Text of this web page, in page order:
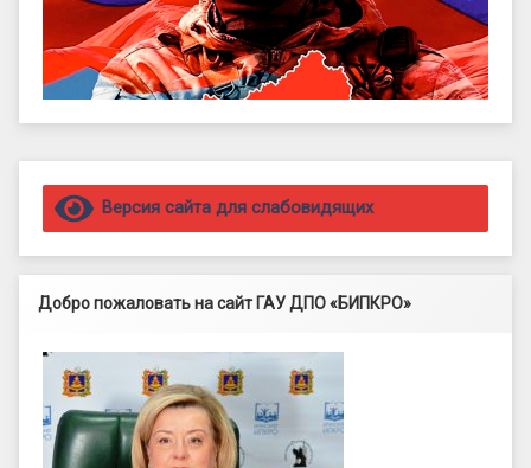
Правый сайдбар
Версия сайта для слабовидящих
Добро пожаловать на сайт ГАУ ДПО «БИПКРО»